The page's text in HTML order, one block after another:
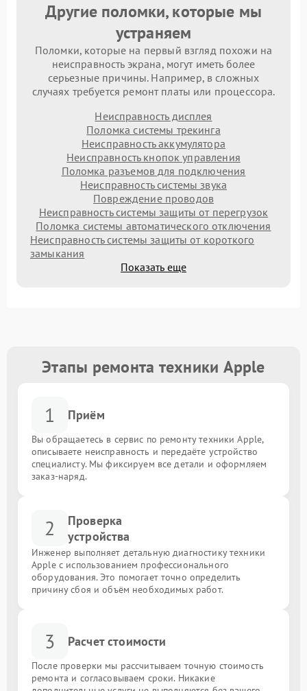
Другие поломки, которые мы
устраняем
Поломки, которые на первый взгляд похожи на
неисправность экрана, могут иметь более
серьезные причины. Например, в сложных
случаях требуется ремонт платы или процессора.
Неисправность дисплея
Поломка системы трекинга
Неисправность аккумулятора
Неисправность кнопок управления
Поломка разъемов для подключения
Неисправность системы звука
Повреждение проводов
Неисправность системы защиты от перегрузок
Поломка системы автоматического отключения
Неисправность системы защиты от короткого
замыкания
Показать еще
Этапы ремонта техники Apple
1 Приём
Вы обращаетесь в сервис по ремонту техники Apple,
описываете неисправность и передаёте устройство
специалисту. Мы фиксируем все детали и оформляем
заказ-наряд.
2
Проверка
устройства
Инженер выполняет детальную диагностику техники
Apple с использованием профессионального
оборудования. Это помогает точно определить
причину сбоя и объём необходимых работ.
3 Расчет стоимости
После проверки мы рассчитываем точную стоимость
ремонта и согласовываем сроки. Никакие